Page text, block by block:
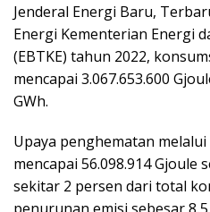
Jenderal Energi Baru,
Energi Kementerian Energi
(EBTKE) tahun 2022,
mencapai 3.067.653.600
GWh.
Upaya penghematan
mencapai 56.098.914 Gjoule
sekitar 2 persen dari total